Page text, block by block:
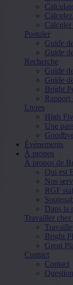
Postuler
Guide
Guide
Recherche
Guide
Guide
Bright
Rapport
Livres
High
Une
Événements
À propos
À propos de
Qui est
Nos
RGF
Dans la
Travailler
Bright
Great
Contact
Contact